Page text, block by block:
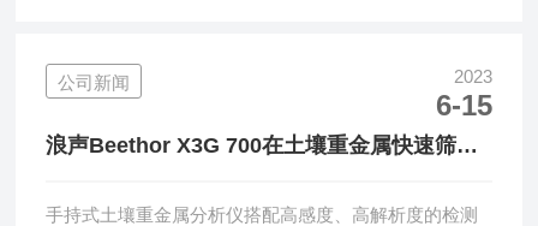
公司新闻 2023
6-15
浪声Beethor X3G 700在土壤重金属快速筛选
手持式土壤重金属分析仪搭配高感度、高解析度的检测